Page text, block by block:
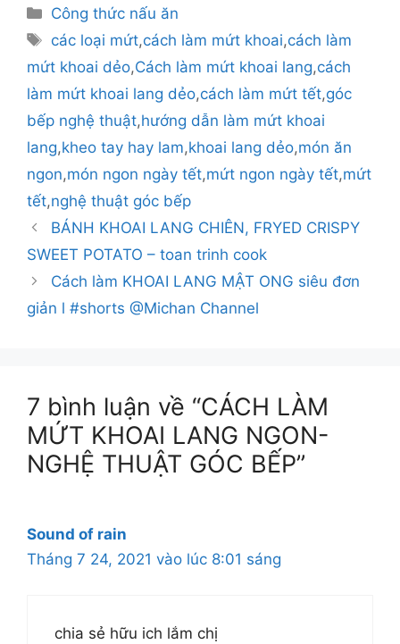
Danh
mục
Công thức nấu ăn
Thẻ
các loại mứt,cách làm mứt khoai,cách làm
mứt khoai dẻo,Cách làm mứt khoai lang,cách
làm mứt khoai lang dẻo,cách làm mứt tết,góc
bếp nghệ thuật,hướng dẫn làm mứt khoai
lang,kheo tay hay lam,khoai lang dẻo,món ăn
ngon,món ngon ngày tết,mứt ngon ngày tết,mứt
tết,nghệ thuật góc bếp
BÁNH KHOAI LANG CHIÊN, FRYED CRISPY
SWEET POTATO – toan trinh cook
Cách làm KHOAI LANG MẬT ONG siêu đơn
giản l #shorts @Michan Channel
7 bình luận về “CÁCH LÀM
MỨT KHOAI LANG NGON-
NGHỆ THUẬT GÓC BẾP”
Sound of rain
Tháng 7 24, 2021 vào lúc 8:01 sáng
chia sẻ hữu ich lắm chị